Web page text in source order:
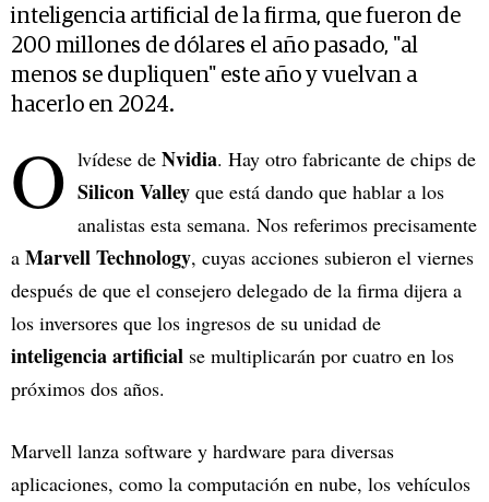
inteligencia artificial de la firma, que fueron de
200 millones de dólares el año pasado, "al
menos se dupliquen" este año y vuelvan a
hacerlo en 2024.
O lvídese de Nvidia. Hay otro fabricante de chips de
Silicon Valley que está dando que hablar a los
analistas esta semana. Nos referimos precisamente
a Marvell Technology, cuyas acciones subieron el viernes
después de que el consejero delegado de la firma dijera a
los inversores que los ingresos de su unidad de
inteligencia artificial se multiplicarán por cuatro en los
próximos dos años.
Marvell lanza software y hardware para diversas
aplicaciones, como la computación en nube, los vehículos